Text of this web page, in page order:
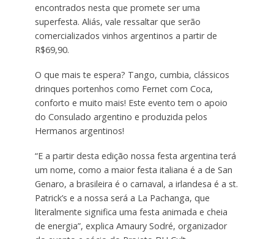
encontrados nesta que promete ser uma
superfesta. Aliás, vale ressaltar que serão
comercializados vinhos argentinos a partir de
R$69,90.
O que mais te espera? Tango, cumbia, clássicos
drinques portenhos como Fernet com Coca,
conforto e muito mais! Este evento tem o apoio
do Consulado argentino e produzida pelos
Hermanos argentinos!
“E a partir desta edição nossa festa argentina terá
um nome, como a maior festa italiana é a de San
Genaro, a brasileira é o carnaval, a irlandesa é a st.
Patrick’s e a nossa será a La Pachanga, que
literalmente significa uma festa animada e cheia
de energia”, explica Amaury Sodré, organizador